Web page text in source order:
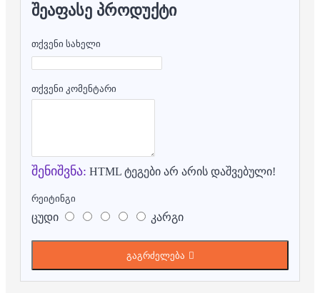
ᲨᲔᲐᲤᲐᲡᲔ ᲞᲠᲝᲓᲣᲥᲢᲘ
თქვენი სახელი
თქვენი კომენტარი
შენიშვნა: HTML ტეგები არ არის დაშვებული!
რეიტინგი
ცუდი კარგი
გაგრძელება